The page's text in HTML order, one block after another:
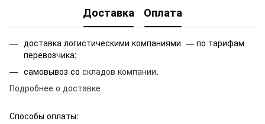
Доставка Оплата
доставка логистическими компаниями — по тарифам
перевозчика;
самовывоз со складов компании.
Подробнее о доставке
Способы оплаты: